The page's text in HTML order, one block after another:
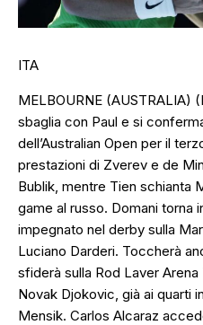
ITA
MELBOURNE (AUSTRALIA)
sbaglia con Paul e si
dell’Australian Open per il
prestazioni di Zverev e de
Bublik, mentre Tien schianta
game al russo. Domani torna
impegnato nel derby sulla
Luciano Darderi. Toccherà
sfiderà sulla Rod Laver
Novak Djokovic, già ai quarti
Mensik. Carlos Alcaraz